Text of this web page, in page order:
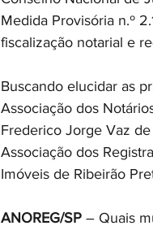
Medida Provisória n.º
fiscalização notarial e
Buscando elucidar as
Associação dos
Frederico Jorge Vaz
Associação dos
Imóveis de Ribeirão
ANOREG/SP – Quais